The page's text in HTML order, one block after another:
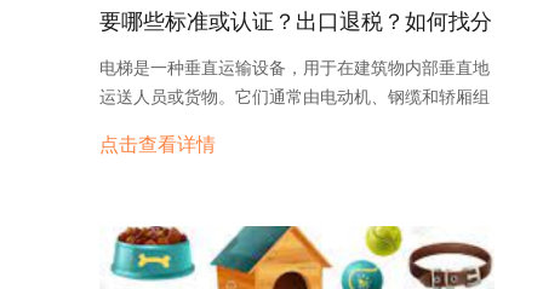
要哪些标准或认证？出口退税？如何找分
销商或客户？
电梯是一种垂直运输设备，用于在建筑物内部垂直地
运送人员或货物。它们通常由电动机、钢缆和轿厢组
业是一个不断发展和壮大的行业。随着城市化进程的
进。以下是电梯行业的一些发展趋势： 1. 高速电
梯：随着建筑物的高度不断增加，对于更快速的垂直
点击查看详情